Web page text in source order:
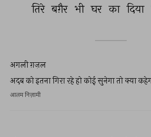
तिरे बग़ैर भी घर का दिया
अगली ग़ज़ल
अदब को इतना गिरा रहे हो कोई सुनेगा तो क्या
आलम निज़ामी